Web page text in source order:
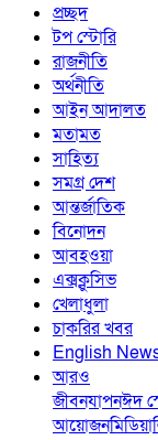
প্রচ্ছদ
টপ স্টোরি
রাজনীতি
অর্থনীতি
আইন আদালত
মতামত
সাহিত্য
সমগ্র দেশ
আন্তর্জাতিক
বিনোদন
আবহওয়া
এক্সক্লুসিভ
খেলাধুলা
চাকরির খবর
English
আরও
জীবনযাপনঈদ
আয়োজনমিডিয়া